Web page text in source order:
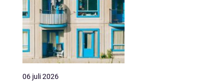
06 juli 2026